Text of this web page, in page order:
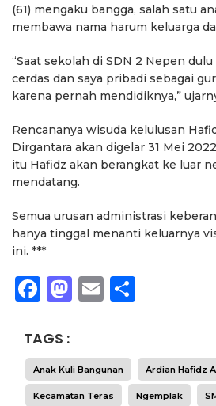
(61) mengaku bangga, salah satu
membawa nama harum keluarga
“Saat sekolah di SDN 2 Nepen
cerdas dan saya pribadi sebagai
karena pernah mendidiknya,”
Rencananya wisuda kelulusan
Dirgantara akan digelar 31 Mei
itu Hafidz akan berangkat ke luar
mendatang.
Semua urusan administrasi
hanya tinggal menanti keluarnya
ini. ***
Facebook
Mastodon
Email
TAGS :
Anak Kuli Bangunan Ardian Hafidz
Kecamatan Teras Ngemplak